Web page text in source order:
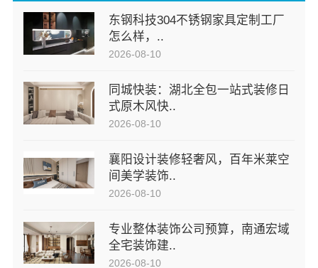
东钢科技304不锈钢家具定制工厂
怎么样，..
2026-08-10
同城快装：湖北全包一站式装修日
式原木风快..
2026-08-10
襄阳设计装修轻奢风，百年米莱空
间美学装饰..
2026-08-10
专业整体装饰公司预算，南通宏域
全宅装饰建..
2026-08-10